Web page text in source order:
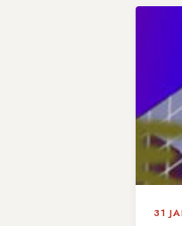
31